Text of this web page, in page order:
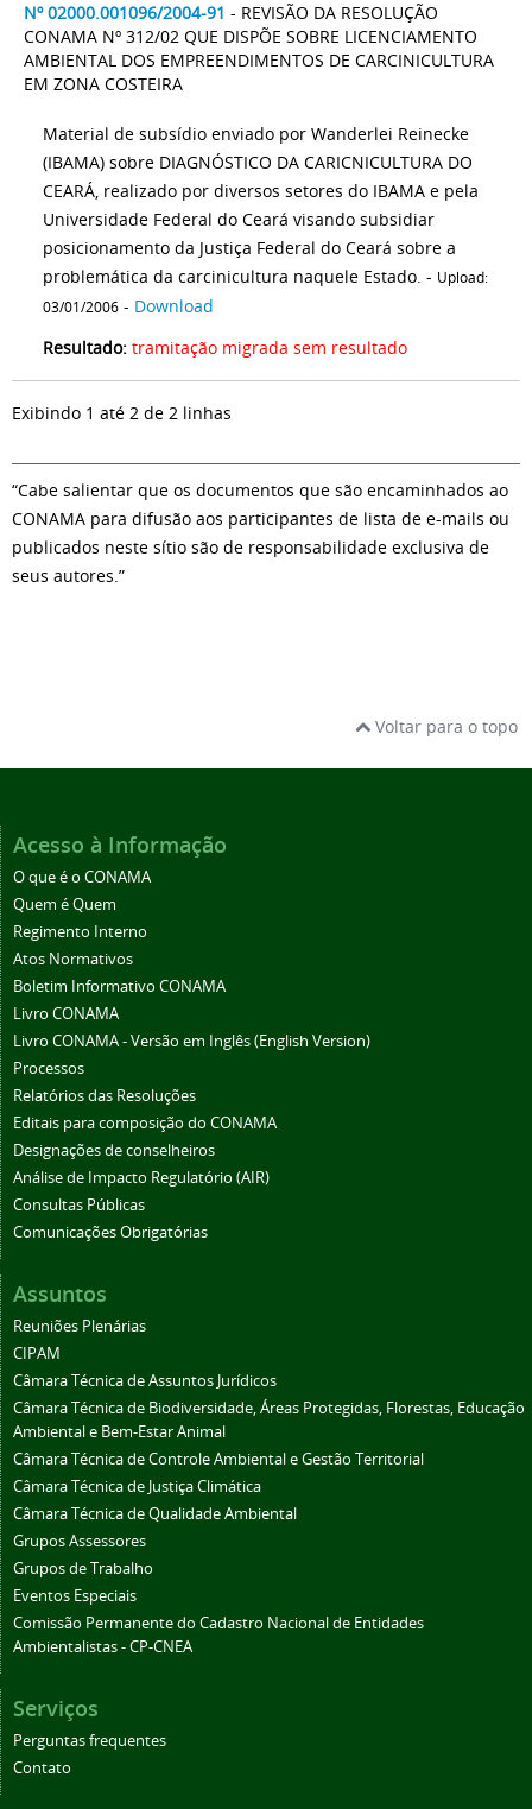
Nº 02000.001096/2004-91 - REVISÃO DA RESOLUÇÃO
CONAMA Nº 312/02 QUE DISPÕE SOBRE LICENCIAMENTO
AMBIENTAL DOS EMPREENDIMENTOS DE CARCINICULTURA
EM ZONA COSTEIRA
Material de subsídio enviado por Wanderlei Reinecke
(IBAMA) sobre DIAGNÓSTICO DA CARICNICULTURA DO
CEARÁ, realizado por diversos setores do IBAMA e pela
Universidade Federal do Ceará visando subsidiar
posicionamento da Justiça Federal do Ceará sobre a
problemática da carcinicultura naquele Estado. - Upload:
03/01/2006 - Download
Resultado: tramitação migrada sem resultado
Exibindo 1 até 2 de 2 linhas
“Cabe salientar que os documentos que são encaminhados ao
CONAMA para difusão aos participantes de lista de e-mails ou
publicados neste sítio são de responsabilidade exclusiva de
seus autores.”
Voltar para o topo
Acesso à Informação
O que é o CONAMA
Quem é Quem
Regimento Interno
Atos Normativos
Boletim Informativo CONAMA
Livro CONAMA
Livro CONAMA - Versão em Inglês (English Version)
Processos
Relatórios das Resoluções
Editais para composição do CONAMA
Designações de conselheiros
Análise de Impacto Regulatório (AIR)
Consultas Públicas
Comunicações Obrigatórias
Assuntos
Reuniões Plenárias
CIPAM
Câmara Técnica de Assuntos Jurídicos
Câmara Técnica de Biodiversidade, Áreas Protegidas, Florestas, Educação
Ambiental e Bem-Estar Animal
Câmara Técnica de Controle Ambiental e Gestão Territorial
Câmara Técnica de Justiça Climática
Câmara Técnica de Qualidade Ambiental
Grupos Assessores
Grupos de Trabalho
Eventos Especiais
Comissão Permanente do Cadastro Nacional de Entidades
Ambientalistas - CP-CNEA
Serviços
Perguntas frequentes
Contato